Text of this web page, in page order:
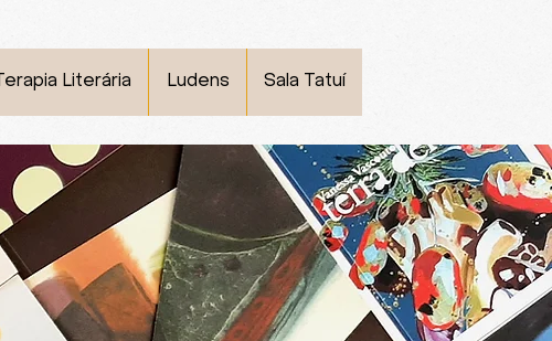
Terapia Literária Ludens Sala Tatuí